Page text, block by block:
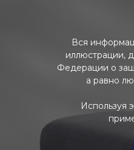
Вся
иллюстрации,
Федерации о
а равно
Используя